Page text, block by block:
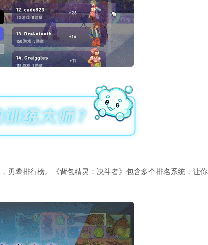
勇攀排行榜。《背包精灵：决斗者》包含多个排名系统，让你